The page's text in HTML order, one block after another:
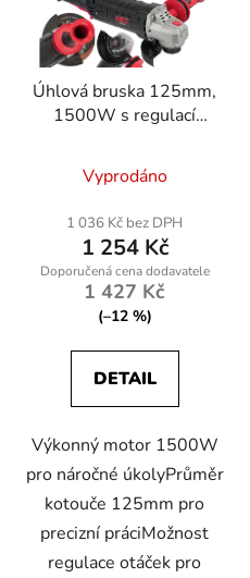
Úhlová bruska 125mm,
1500W s regulací
Vyprodáno
1 036 Kč bez DPH
1 254 Kč
1 427 Kč
(–12 %)
DETAIL
Výkonný motor 1500W
pro náročné úkolyPrůměr
kotouče 125mm pro
precizní práciMožnost
regulace otáček pro